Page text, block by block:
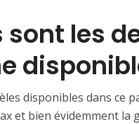
sont les
disponibles dans ce
et bien évidemment la